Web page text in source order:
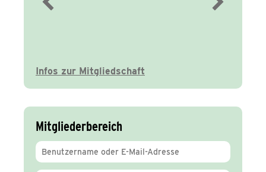
Infos zur Mitgliedschaft
Mitgliederbereich